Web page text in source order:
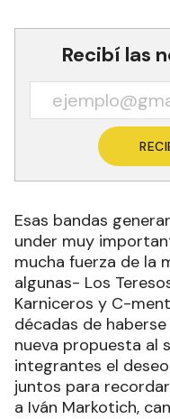
Recibí las
Esas bandas
under muy
mucha fuerza de la
algunas- Los
Karniceros y C-
décadas de
nueva propuesta al
integrantes el
juntos para
a Iván Markotich,